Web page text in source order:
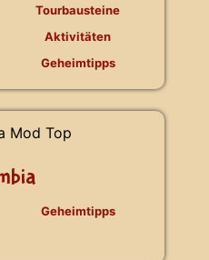
Tourbausteine
Aktivitäten
Geheimtipps
Geheimtipps